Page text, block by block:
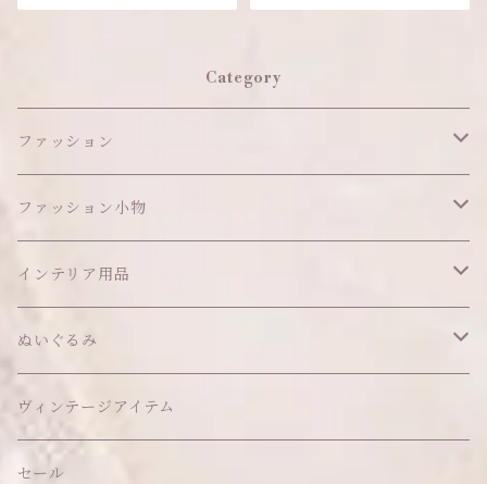
Category
ファッション
ワンピース
アウター
トップス
ボトムス
ファッション小物
ヘッドアイテム
ヘアクリップ
ヘッドドレス
アクセサリー
イヤリング
ピアス
ソックス
バッグ
インテリア用品
オブジェ
ウォールデコ
その他
ティッシュケース
クッション・座布団
ぬいぐるみ
ぬいちゃん本体
アクセサリー
ヴィンテージアイテム
セール